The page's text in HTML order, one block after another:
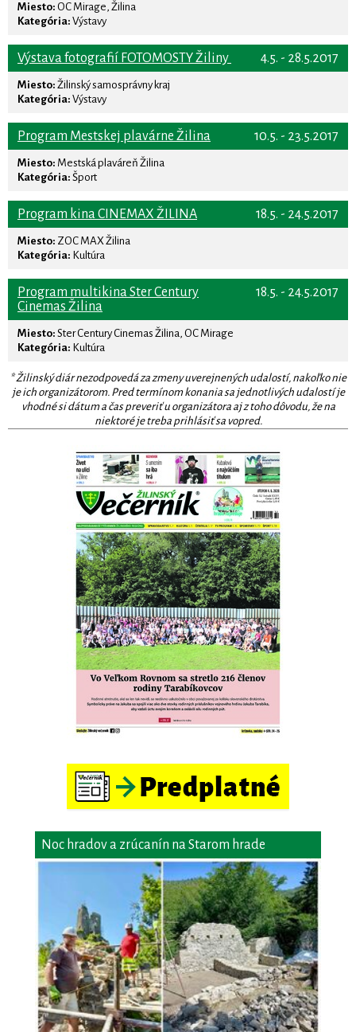
Miesto: OC Mirage, Žilina
Kategória: Výstavy
4.5. - 28.5.2017
Výstava fotografií FOTOMOSTY Žiliny
Miesto: Žilinský samosprávny kraj
Kategória: Výstavy
10.5. - 23.5.2017
Program Mestskej plavárne Žilina
Miesto: Mestská plaváreň Žilina
Kategória: Šport
18.5. - 24.5.2017
Program kina CINEMAX ŽILINA
Miesto: ZOC MAX Žilina
Kategória: Kultúra
18.5. - 24.5.2017
Program multikina Ster Century
Cinemas Žilina
Miesto: Ster Century Cinemas Žilina, OC Mirage
Kategória: Kultúra
* Žilinský diár nezodpovedá za zmeny uverejnených udalostí, nakoľko nie
je ich organizátorom. Pred termínom konania sa jednotlivých udalostí je
vhodné si dátum a čas preveriť u organizátora aj z toho dôvodu, že na
niektoré je treba prihlásiť sa vopred.
Noc hradov a zrúcanín na Starom hrade